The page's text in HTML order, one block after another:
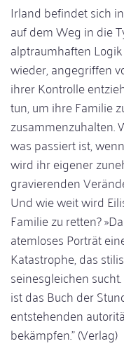
Irland befindet sich
auf dem Weg in die
alptraumhaften
wieder, angegriffen
ihrer Kontrolle
tun, um ihre Familie
zusammenzuhalten.
was passiert ist,
wird ihr eigener
gravierenden
Und wie weit wird
Familie zu retten?
atemloses Porträt
Katastrophe, das
seinesgleichen
ist das Buch der
entstehenden
bekämpfen." (Verlag)